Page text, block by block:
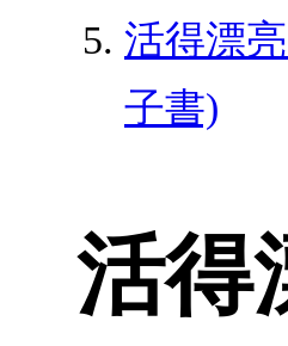
活得漂
子書)
活得